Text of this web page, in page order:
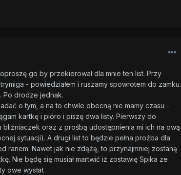
go by przekierował dla mnie ten list. Przy
- powiedziałem i ruszamy spowrotem do zamku.
Po drodze jednak.
o tym, a na to chwile obecną nie mamy czasu -
kartkę i pióro i piszę dwa listy. Pierwszy do
oraz z prośbą udostępnienia mi ich na ową
sytuacji). A drugi list to będzie pełna proźba dla
ranem. Nawet jak nie zdążą, to przynajmniej zostaną
Nie będę się musiał martwić iż zostawię Spika ze
owe wysłał.